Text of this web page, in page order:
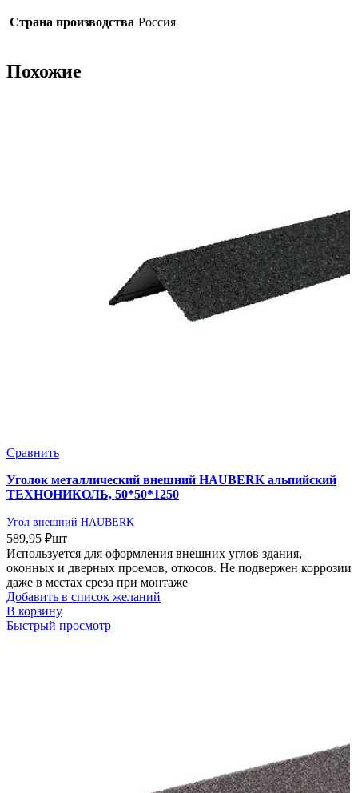
Страна производства Россия
Похожие
Сравнить
Уголок металлический внешний HAUBERK альпийский
ТЕХНОНИКОЛЬ, 50*50*1250
Угол внешний HAUBERK
589,95 ₽шт
Используется для оформления внешних углов здания,
оконных и дверных проемов, откосов. Не подвержен коррозии
даже в местах среза при монтаже
Добавить в список желаний
В корзину
Быстрый просмотр